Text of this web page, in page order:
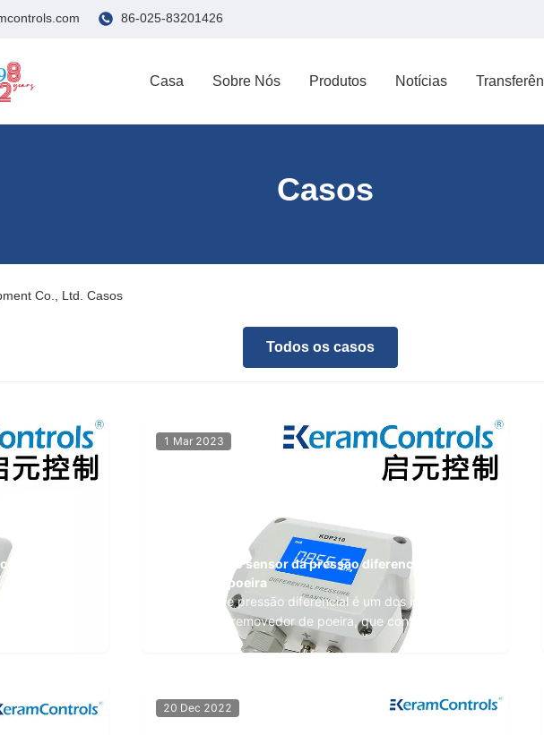
86-025-83201426
Casa Sobre Nós Produtos Notícias
Casos
Co., Ltd. Casos
Todos os casos
das
e
controles dos
que você
1 Mar 2023
Aplicação do sensor da pressão diferencial no
coletor de poeira
O sensor de pressão diferencial é um dos instrumentos
comuns do removedor de poeira, que controla a
operação de remoção de poeira e o funcionamento
e fornecer o sinal do ponto de transmissão remota ...
20 Dec 2022